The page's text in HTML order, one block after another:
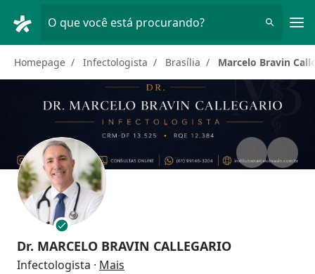
O que você está procurando?
Homepage Infectologista Brasília Marcelo Bravin
Dr. MARCELO BRAVIN CALLEGARIO
Infectologista · Mais